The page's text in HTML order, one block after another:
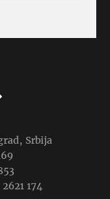
Srbija
174